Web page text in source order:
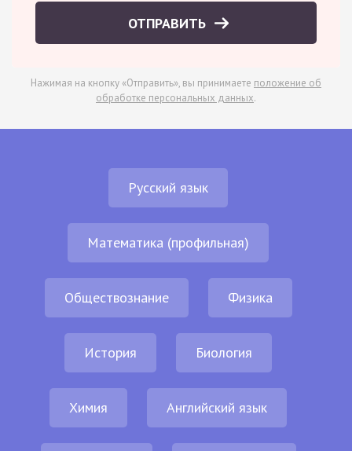
ОТПРАВИТЬ
Нажимая на кнопку «Отправить», вы принимаете положение об
обработке персональных данных.
Русский язык
Математика (профильная)
Обществознание Физика
История Биология
Химия Английский язык